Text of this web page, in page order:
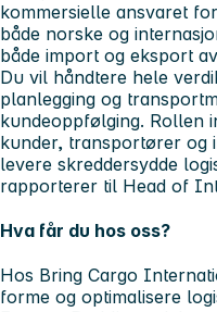
kommersielle ansvaret
både norske og
både import og eksport
Du vil håndtere hele
planlegging og
kundeoppfølging. Rollen
kunder, transportører og
levere skreddersydde
rapporterer til Head of
Hva får du hos oss?
Hos Bring Cargo
forme og optimalisere